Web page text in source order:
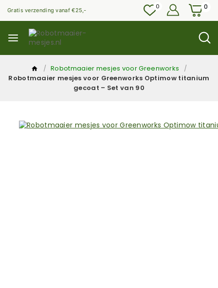
Gratis verzending vanaf €25,- 0 0
/ Robotmaaier mesjes voor Greenworks
/
Robotmaaier mesjes voor Greenworks Optimow titanium
gecoat – Set van 90